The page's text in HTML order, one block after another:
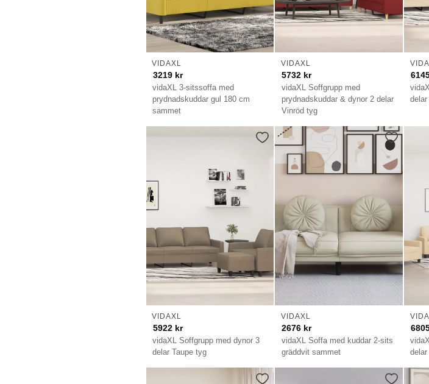
vidaXL 3-sitssoffa med
prydnadskuddar gul 180 cm
sammet
VIDAXL
3219 kr
vidaXL Soffgrupp med
prydnadskuddar & dynor 2 delar
Vinröd tyg
VIDAXL
5732 kr
vidaXL Soffgrupp med dynor 3
delar Taupe tyg
VIDAXL
5922 kr
vidaXL Soffa med kuddar 2-sits
gräddvit sammet
VIDAXL
2676 kr